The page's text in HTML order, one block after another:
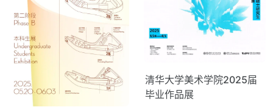
清华大学美术学院2025届
毕业作品展